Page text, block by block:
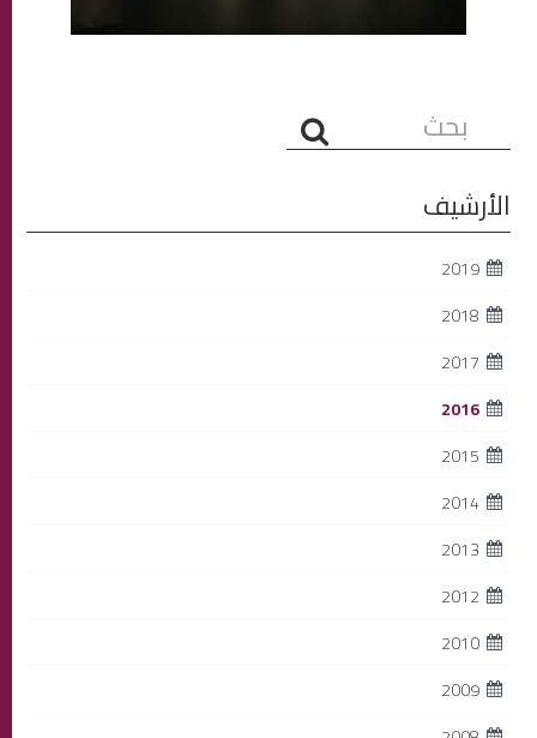
البحث...
الأرشيف
2019
2018
2017
2016
2015
2014
2013
2012
2010
2009